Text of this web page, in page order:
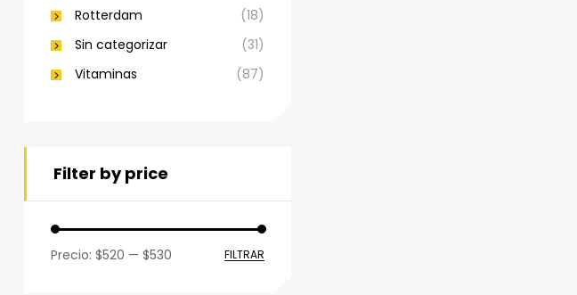
Rotterdam
(18)
Sin categorizar
(31)
Vitaminas
(87)
Filter by price
FILTRAR
Precio: $520 — $530